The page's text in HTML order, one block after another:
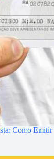
Como Emitir